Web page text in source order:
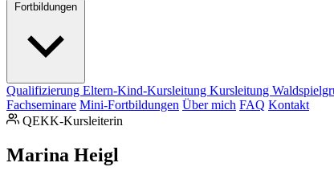
Fortbildungen
Qualifizierung Eltern-Kind-Kursleitung Kursleitung
Fachseminare Mini-Fortbildungen Über mich FAQ Kontakt
QEKK-Kursleiterin
Marina Heigl